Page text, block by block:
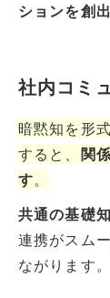
ションを創出
社内コミ
暗黙知を形
すると、 関
す。
共通の基礎
連携がスム
ながります。